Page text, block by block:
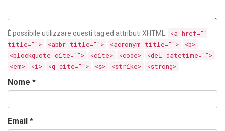
È possibile utilizzare questi tag ed attributi XHTML : <a href=""
title="">
<abbr title=""> <acronym title="">
<b>
<blockquote cite="">
<cite> <code>
<del datetime="">
<em>
<i> <q cite=""> <s> <strike> <strong>
Nome *
Email *